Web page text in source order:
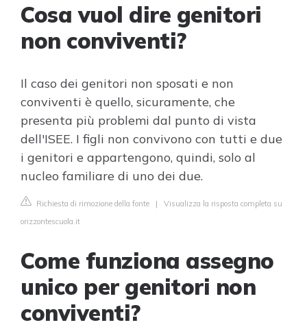
Cosa vuol dire genitori
non conviventi?
Il caso dei genitori non sposati e non
conviventi è quello, sicuramente, che
presenta più problemi dal punto di vista
dell'ISEE. I figli non convivono con tutti e due
i genitori e appartengono, quindi, solo al
nucleo familiare di uno dei due.
Richiesta di rimozione della fonte | Visualizza la risposta completa su
orizzontescuola.it
Come funziona assegno
unico per genitori non
conviventi?